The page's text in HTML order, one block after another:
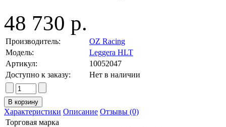
48 730 р.
Производитель:
OZ Racing
Модель:
Leggera HLT
Артикул:
10052047
Доступно к заказу:
Нет в наличии
Характеристики Описание Отзывы (0)
Торговая марка